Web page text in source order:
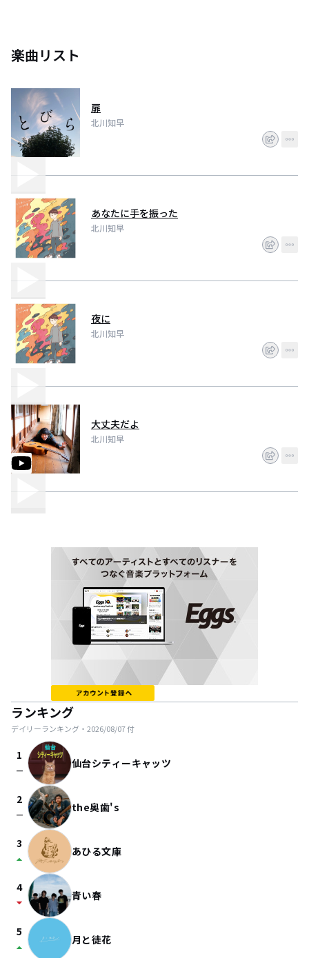
楽曲リスト
扉
北川知早
あなたに手を振った
北川知早
夜に
北川知早
大丈夫だよ
北川知早
ランキング
デイリーランキング・ 2026/08/07付
1
check_indeterminate_small 仙台シティーキャッツ
2
check_indeterminate_small the奥歯's
3
arrow_drop_up あひる文庫
4
arrow_drop_down 青い春
5
arrow_drop_up 月と徒花